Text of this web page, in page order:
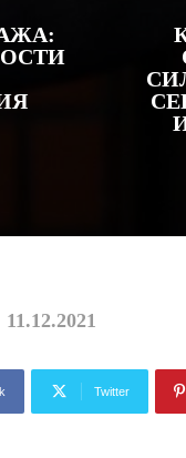
11.12.2021
Twitter